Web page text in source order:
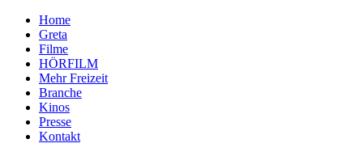
Home
Greta
Filme
HÖRFILM
Mehr Freizeit
Branche
Kinos
Presse
Kontakt